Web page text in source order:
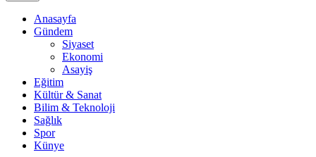
Anasayfa
Gündem
Siyaset
Ekonomi
Asayiş
Eğitim
Kültür & Sanat
Bilim & Teknoloji
Sağlık
Spor
Künye